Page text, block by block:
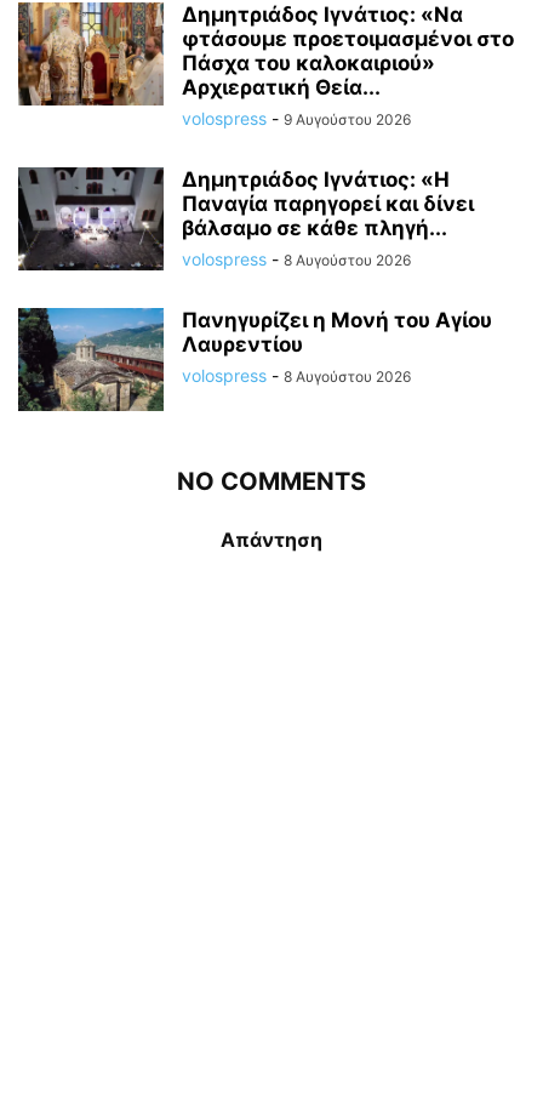
Δημητριάδος Ιγνάτιος: «Να
φτάσουμε προετοιμασμένοι στο
Πάσχα του καλοκαιριού»
Αρχιερατική Θεία...
volospress - 9 Αυγούστου 2026
Δημητριάδος Ιγνάτιος: «Η
Παναγία παρηγορεί και δίνει
βάλσαμο σε κάθε πληγή...
volospress - 8 Αυγούστου 2026
Πανηγυρίζει η Μονή του Αγίου
Λαυρεντίου
volospress - 8 Αυγούστου 2026
NO COMMENTS
Απάντηση